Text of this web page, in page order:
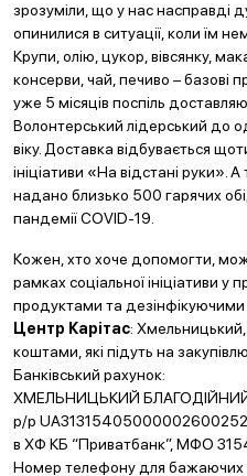
зрозуміли, що у нас насправді
опинилися в ситуації, коли їм
Крупи, олію, цукор, вівсянку,
консерви, чай, печиво – базові
уже 5 місяців поспіль
Волонтерський лідерський до
віку. Доставка відбувається
ініціативи «На відстані руки».
надано близько 500 гарячих
пандемії COVID-19.
Кожен, хто хоче допомогти,
рамках соціальної ініціативи у
продуктами та дезінфікуючими
Центр Карітас: Хмельницький,
коштами, які підуть на
Банківський рахунок:
ХМЕЛЬНИЦЬКИЙ
р/р
в ХФ КБ “Приватбанк”, МФО
Номер телефону для